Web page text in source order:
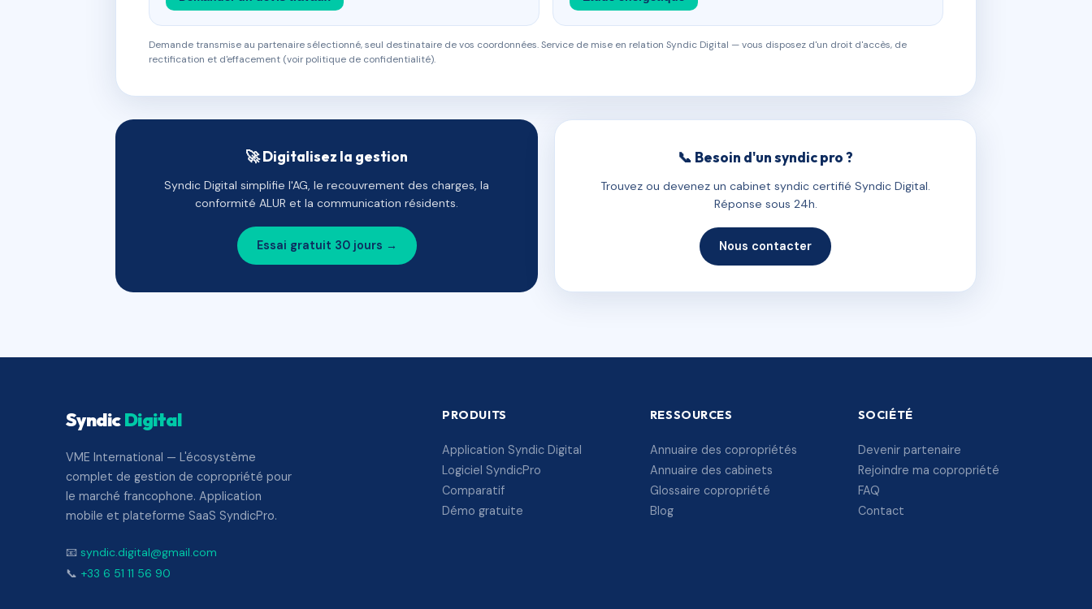
Demande transmise au partenaire sélectionné, seul destinataire de vos coordonnées. Service de mise en relation Syndic Digital — vous disposez d'un droit d'accès, de
rectification et d'effacement (voir politique de confidentialité).
🚀 Digitalisez la gestion
Syndic Digital simplifie l'AG, le recouvrement des charges, la
conformité ALUR et la communication résidents.
Essai gratuit 30 jours →
📞 Besoin d'un syndic pro ?
Trouvez ou devenez un cabinet syndic certifié Syndic Digital.
Réponse sous 24h.
Nous contacter
SyndicDigital
VME International — L'écosystème
complet de gestion de copropriété pour
le marché francophone. Application
mobile et plateforme SaaS SyndicPro.
📧 syndic.digital@gmail.com
📞 +33 6 51 11 56 90
PRODUITS
Application Syndic Digital
Logiciel SyndicPro
Comparatif
Démo gratuite
RESSOURCES
Annuaire des copropriétés
Annuaire des cabinets
Glossaire copropriété
Blog
SOCIÉTÉ
Devenir partenaire
Rejoindre ma copropriété
FAQ
Contact